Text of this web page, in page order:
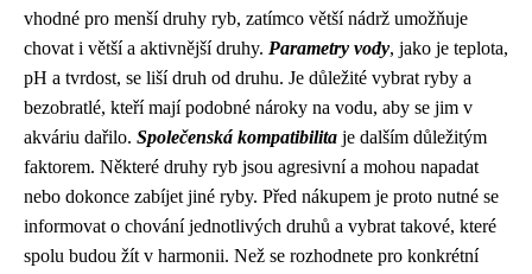
vhodné pro menší druhy ryb, zatímco větší nádrž umožňuje
chovat i větší a aktivnější druhy. Parametry vody, jako je teplota,
pH a tvrdost, se liší druh od druhu. Je důležité vybrat ryby a
bezobratlé, kteří mají podobné nároky na vodu, aby se jim v
akváriu dařilo. Společenská kompatibilita je dalším důležitým
faktorem. Některé druhy ryb jsou agresivní a mohou napadat
nebo dokonce zabíjet jiné ryby. Před nákupem je proto nutné se
informovat o chování jednotlivých druhů a vybrat takové, které
spolu budou žít v harmonii. Než se rozhodnete pro konkrétní